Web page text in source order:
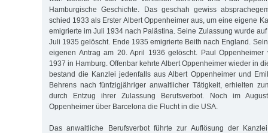
Hamburgische Ge­schichte. Das geschah gewiss
schied 1933 als Erster Albert Oppenheimer aus, um eine eigene
emigrierte im Juli 1934 nach Palästina. Seine Zulassung wurde
Juli 1935 gelöscht. Ende 1935 emigrierte Beith nach England.
eigenen Antrag am 20. April 1936 gelöscht. Paul Oppenheimer
1937 in Hamburg. Offenbar kehrte Albert Oppenheimer wieder in
bestand die Kanzlei jedenfalls aus Albert Oppenheimer und
Behrens nach fünfzigjähriger anwaltlicher Tätigkeit, erhielten
durch Entzug ihrer Zulassung Berufsverbot. Noch im
Oppenheimer über Barcelona die Flucht in die USA.
Das anwaltliche Berufsverbot führte zur Auflösung der